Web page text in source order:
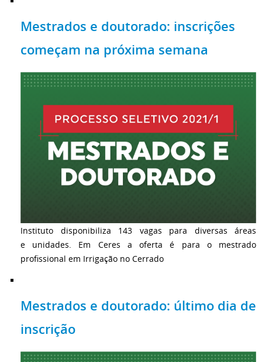
Mestrados e doutorado: inscrições
começam na próxima semana
Instituto disponibiliza 143 vagas para diversas áreas
e unidades. Em Ceres a oferta é para o mestrado
profissional em Irrigação no Cerrado
Mestrados e doutorado: último dia de
inscrição